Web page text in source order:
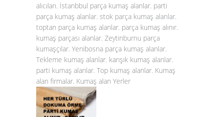
alıcıları. İstanbbul parça kumaş alanlar. parti
parça kumaş alanlar. stok parça kumaş alanlar.
toptan parça kumaş alanlar. parça kumaş alınır.
kumaş parçası alanlar. Zeytinburnu parça
kumaşçılar. Yenibosna parça kumaş alanlar.
Tekleme kumaş alanlar. karışık kumaş alanlar.
parti kumaş alanlar. Top kumaş alanlar. Kumaş
alan firmalar. Kumaş alan Yerler